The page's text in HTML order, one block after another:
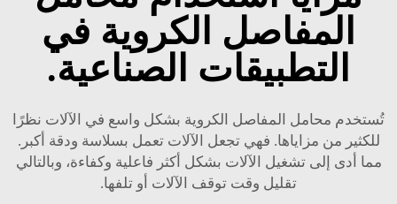
المفاصل الكروية في
التطبيقات الصناعية.
تُستخدم محامل المفاصل الكروية بشكل واسع في الآلات نظرًا
للكثير من مزاياها. فهي تجعل الآلات تعمل بسلاسة ودقة أكبر.
مما أدى إلى تشغيل الآلات بشكل أكثر فاعلية وكفاءة، وبالتالي
تقليل وقت توقف الآلات أو تلفها.